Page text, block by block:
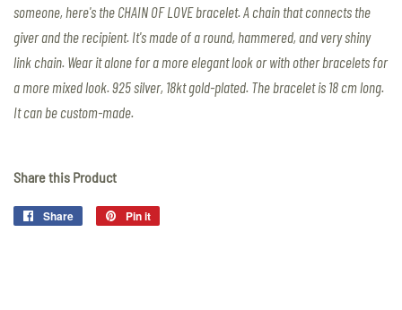
someone, here's the CHAIN OF LOVE bracelet. A chain that connects the
giver and the recipient. It's made of a round, hammered, and very shiny
link chain. Wear it alone for a more elegant look or with other bracelets for
a more mixed look. 925 silver, 18kt gold-plated. The bracelet is 18 cm long.
It can be custom-made.
Share this Product
Share
Share
Pin it